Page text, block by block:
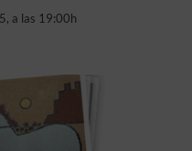
a las 19:00h